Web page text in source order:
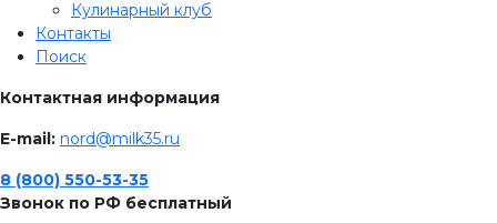
Кулинарный клуб
Контакты
Поиск
Контактная информация
E-mail: nord@milk35.ru
8 (800) 550-53-35
Звонок по РФ бесплатный